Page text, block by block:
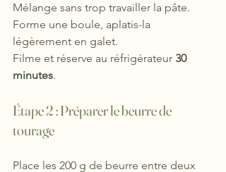
Mélange sans trop travailler la pâte.
Forme une boule, aplatis-la
légèrement en galet.
Filme et réserve au réfrigérateur 30
minutes.
Étape 2 : Préparer le beurre de
tourage
Place les 200 g de beurre entre deux